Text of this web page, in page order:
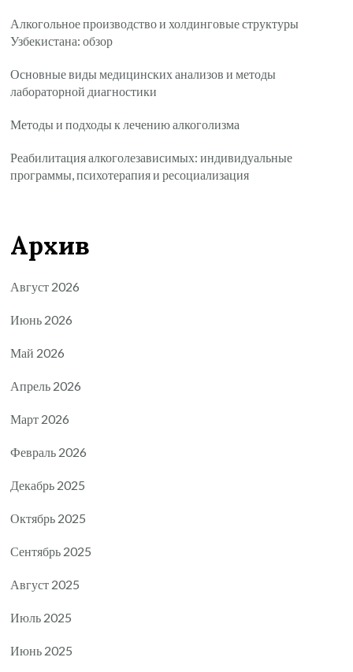
Алкогольное производство и холдинговые структуры
Узбекистана: обзор
Основные виды медицинских анализов и методы
лабораторной диагностики
Методы и подходы к лечению алкоголизма
Реабилитация алкоголезависимых: индивидуальные
программы, психотерапия и ресоциализация
Архив
Август 2026
Июнь 2026
Май 2026
Апрель 2026
Март 2026
Февраль 2026
Декабрь 2025
Октябрь 2025
Сентябрь 2025
Август 2025
Июль 2025
Июнь 2025